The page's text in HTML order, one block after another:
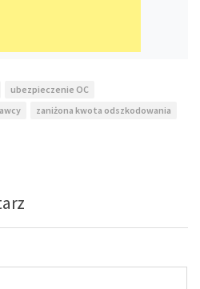
ubezpieczenie OC
zaniżona kwota odszkodowania